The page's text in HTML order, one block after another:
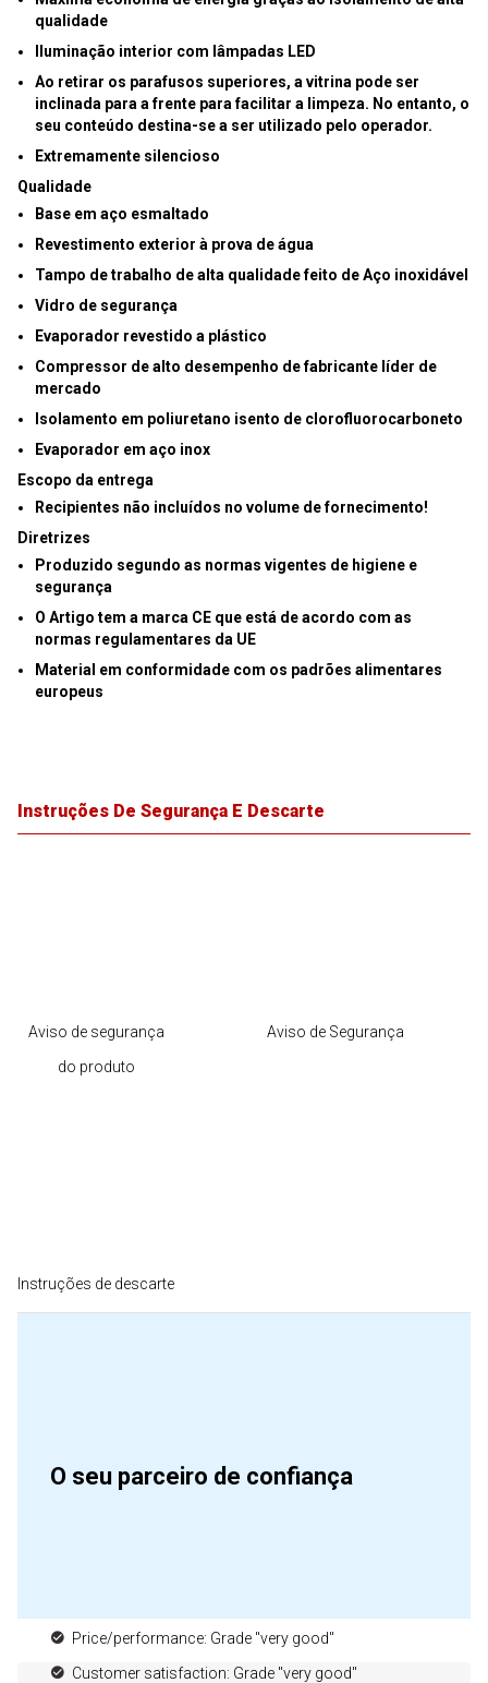
qualidade
Iluminação interior com lâmpadas LED
Ao retirar os parafusos superiores, a vitrina pode ser
inclinada para a frente para facilitar a limpeza. No entanto, o
seu conteúdo destina-se a ser utilizado pelo operador.
Extremamente silencioso
Qualidade
Base em aço esmaltado
Revestimento exterior à prova de água
Tampo de trabalho de alta qualidade feito de Aço inoxidável
Vidro de segurança
Evaporador revestido a plástico
Compressor de alto desempenho de fabricante líder de
mercado
Isolamento em poliuretano isento de clorofluorocarboneto
Evaporador em aço inox
Escopo da entrega
Recipientes não incluídos no volume de fornecimento!
Diretrizes
Produzido segundo as normas vigentes de higiene e
segurança
O Artigo tem a marca CE que está de acordo com as
normas regulamentares da UE
Material em conformidade com os padrões alimentares
europeus
Instruções De Segurança E Descarte
Aviso de segurança
do produto
Aviso de Segurança
Instruções de descarte
O seu parceiro de confiança
Price/performance: Grade "very good"
Customer satisfaction: Grade "very good"